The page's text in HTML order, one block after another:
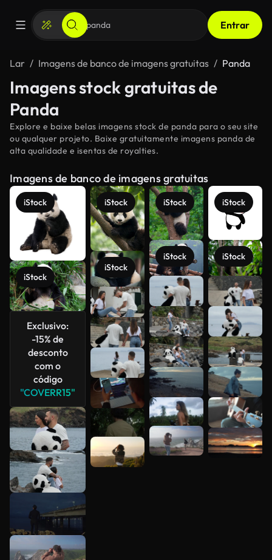
Entrar
Lar Imagens de banco de imagens gratuitas Panda
Imagens stock gratuitas de
Panda
Explore e baixe belas imagens stock de panda para o seu site
ou qualquer projeto. Baixe gratuitamente imagens panda de
alta qualidade e isentas de royalties.
Imagens de banco de imagens gratuitas
iStock
iStock
Exclusivo:
-15% de
desconto
com o
código
"COVERR15"
iStock
iStock
iStock
iStock
iStock
iStock
Veja mais